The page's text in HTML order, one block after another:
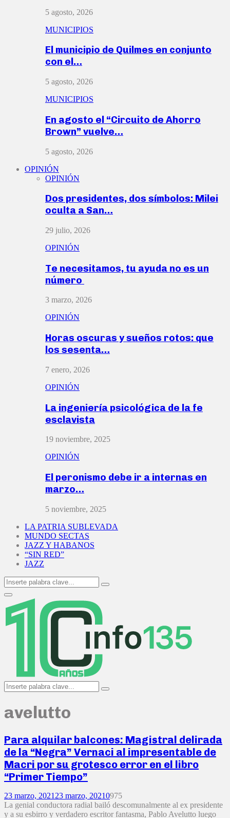
5 agosto, 2026
MUNICIPIOS
El municipio de Quilmes en conjunto
con el…
5 agosto, 2026
MUNICIPIOS
En agosto el “Circuito de Ahorro
Brown” vuelve…
5 agosto, 2026
OPINIÓN
OPINIÓN
Dos presidentes, dos símbolos: Milei
oculta a San…
29 julio, 2026
OPINIÓN
Te necesitamos, tu ayuda no es un
número
3 marzo, 2026
OPINIÓN
Horas oscuras y sueños rotos: que
los sesenta…
7 enero, 2026
OPINIÓN
La ingeniería psicológica de la fe
esclavista
19 noviembre, 2025
OPINIÓN
El peronismo debe ir a internas en
marzo…
5 noviembre, 2025
LA PATRIA SUBLEVADA
MUNDO SECTAS
JAZZ Y HABANOS
“SIN RED”
JAZZ
Search
for:
Search
Primary
Menu
Search
for:
Search
avelutto
Para alquilar balcones: Magistral delirada
de la “Negra” Vernaci al impresentable de
Macri por su grotesco error en el libro
“Primer Tiempo”
23 marzo, 2021 23 marzo, 20210975
La genial conductora radial bailó descomunalmente al ex presidente
y a su esbirro y verdadero escritor fantasma, Pablo Avelutto luego